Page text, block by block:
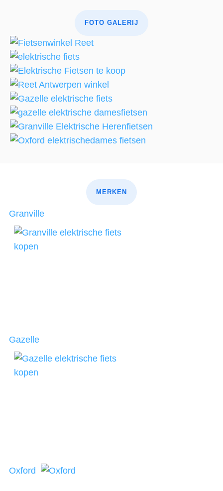
FOTO GALERIJ
MERKEN
Granville
Gazelle
Oxford